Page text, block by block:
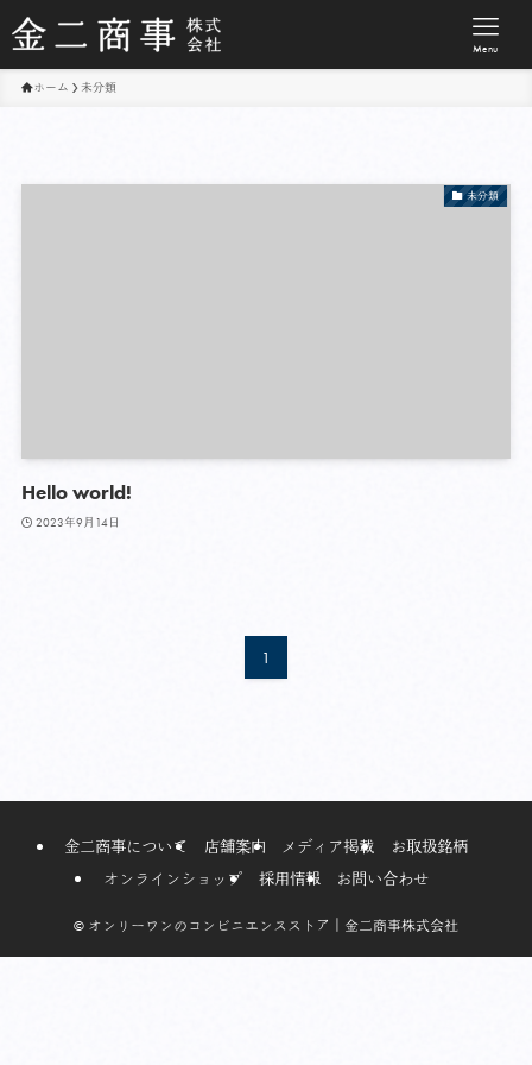
Menu
ホーム 未分類
未分類
Hello world!
2023年9月14日
1
金二商事について 店舗案内 メディア掲載
お取扱銘柄
オンラインショップ
採用情報 お問い合わせ
© オンリーワンのコンビニエンスストア｜金二商事株式会社